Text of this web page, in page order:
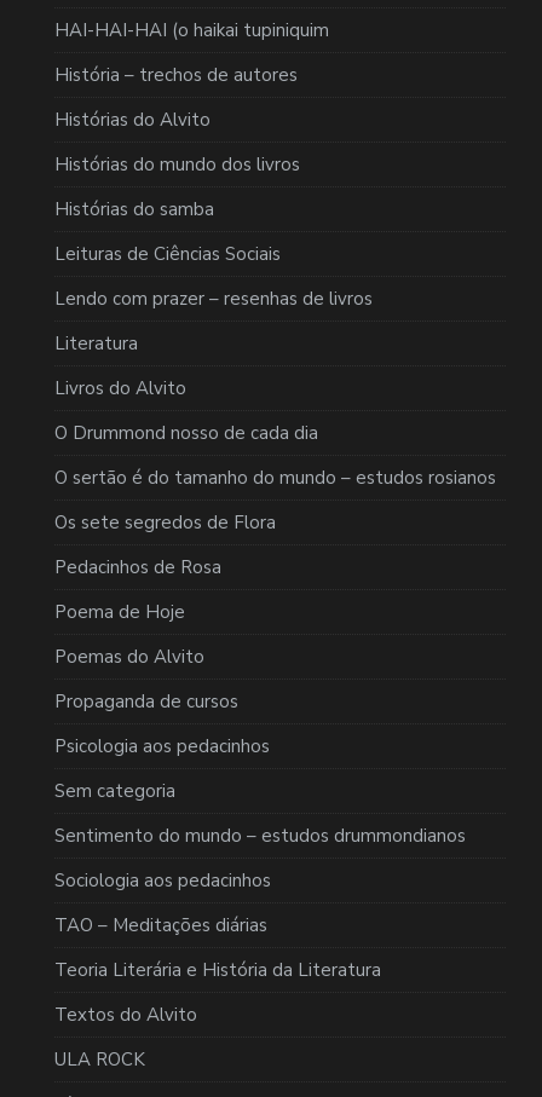
HAI-HAI-HAI (o haikai tupiniquim
História – trechos de autores
Histórias do Alvito
Histórias do mundo dos livros
Histórias do samba
Leituras de Ciências Sociais
Lendo com prazer – resenhas de livros
Literatura
Livros do Alvito
O Drummond nosso de cada dia
O sertão é do tamanho do mundo – estudos rosianos
Os sete segredos de Flora
Pedacinhos de Rosa
Poema de Hoje
Poemas do Alvito
Propaganda de cursos
Psicologia aos pedacinhos
Sem categoria
Sentimento do mundo – estudos drummondianos
Sociologia aos pedacinhos
TAO – Meditações diárias
Teoria Literária e História da Literatura
Textos do Alvito
ULA ROCK